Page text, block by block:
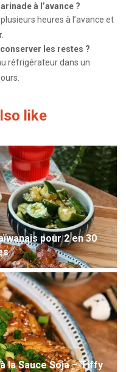
à l’avance ?
heures à l’avance et
les restes ?
réfrigérateur dans un
like
pour 2 en 30
la Sauce Soja – Tiffy